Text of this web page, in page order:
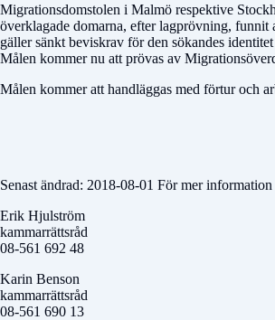
Migrationsdomstolen i Malmö respektive
överklagade domarna, efter lagprövning, funnit
gäller sänkt beviskrav för den sökandes
Målen kommer nu att prövas av
Målen kommer att handläggas med förtur och
Senast ändrad: 2018-08-01 För mer
Erik Hjulström
kammarrättsråd
08-561 692 48
Karin Benson
kammarrättsråd
08-561 690 13